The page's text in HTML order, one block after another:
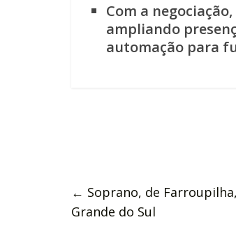
Com a
ampliando
automação para
← Soprano, de
Grande do Sul